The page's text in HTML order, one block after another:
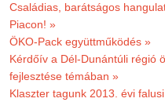
Családias, barátságos
Piacon! »
ÖKO-Pack együttműködés »
Kérdőív a Dél-Dunántúli régió
fejlesztése témában »
Klaszter tagunk 2013. évi